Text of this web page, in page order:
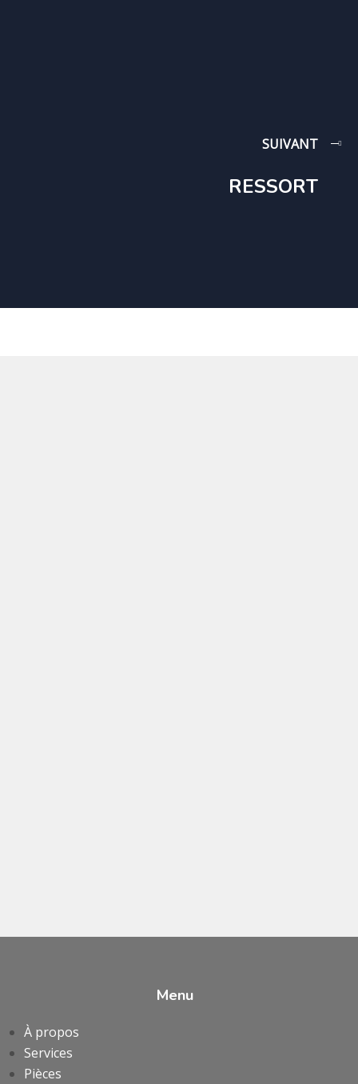
SUIVANT
RESSORT
Menu
À propos
Services
Pièces